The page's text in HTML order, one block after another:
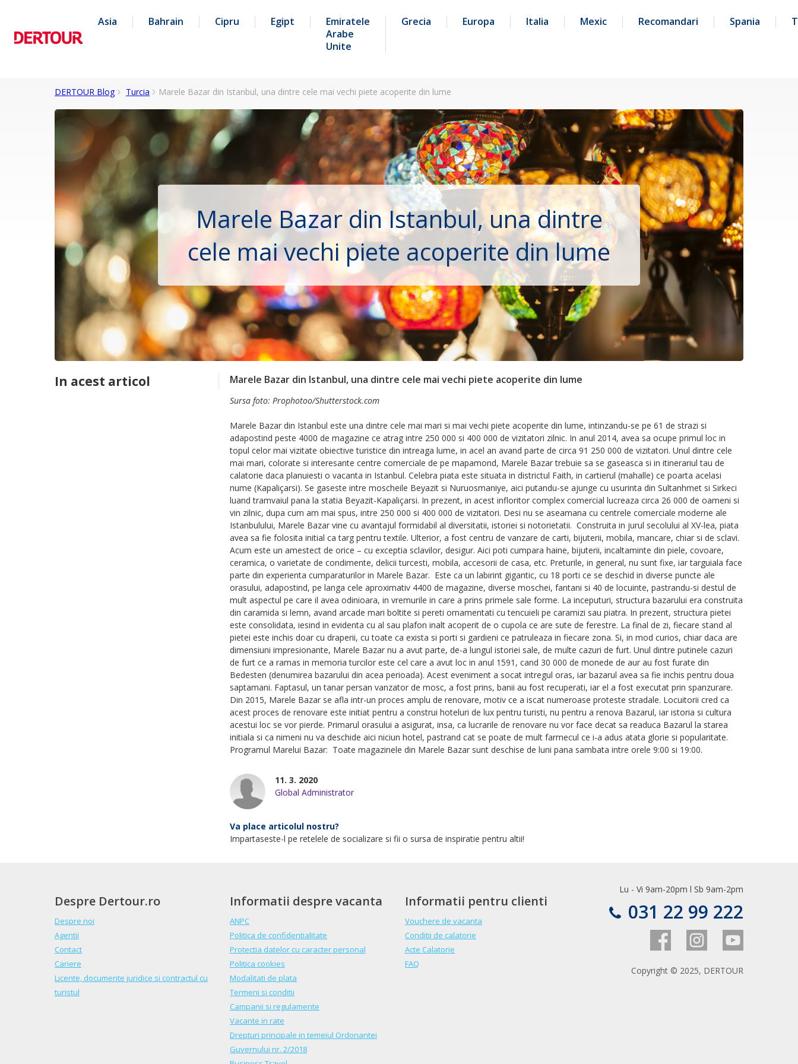
Asia Bahrain Cipru Egipt
Emiratele
Arabe
Unite
Grecia Europa Italia Mexic Recomandari Spania
DERTOUR Blog Turcia Marele Bazar din Istanbul, una dintre cele mai vechi piete acoperite din lume
Marele Bazar din Istanbul, una dintre
cele mai vechi piete acoperite din lume
In acest articol Marele Bazar din Istanbul, una dintre cele mai vechi piete acoperite din lume
Sursa foto: Prophotoo/Shutterstock.com
Marele Bazar din Istanbul este una dintre cele mai mari si mai vechi piete acoperite din lume, intinzandu-se pe 61 de strazi si
adapostind peste 4000 de magazine ce atrag intre 250 000 si 400 000 de vizitatori zilnic. In anul 2014, avea sa ocupe primul loc in
topul celor mai vizitate obiective turistice din intreaga lume, in acel an avand parte de circa 91 250 000 de vizitatori. Unul dintre cele
mai mari, colorate si interesante centre comerciale de pe mapamond, Marele Bazar trebuie sa se gaseasca si in itinerariul tau de
calatorie daca planuiesti o vacanta in Istanbul. Celebra piata este situata in districtul Faith, in cartierul (mahalle) ce poarta acelasi
nume (Kapaliçarsi). Se gaseste intre moscheile Beyazit si Nuruosmaniye, aici putandu-se ajunge cu usurinta din Sultanhmet si Sirkeci
luand tramvaiul pana la statia Beyazit-Kapaliçarsi. In prezent, in acest infloritor complex comercial lucreaza circa 26 000 de oameni si
vin zilnic, dupa cum am mai spus, intre 250 000 si 400 000 de vizitatori. Desi nu se aseamana cu centrele comerciale moderne ale
Istanbulului, Marele Bazar vine cu avantajul formidabil al diversitatii, istoriei si notorietatii. Construita in jurul secolului al XV-lea, piata
avea sa fie folosita initial ca targ pentru textile. Ulterior, a fost centru de vanzare de carti, bijuterii, mobila, mancare, chiar si de sclavi.
Acum este un amestect de orice – cu exceptia sclavilor, desigur. Aici poti cumpara haine, bijuterii, incaltaminte din piele, covoare,
ceramica, o varietate de condimente, delicii turcesti, mobila, accesorii de casa, etc. Preturile, in general, nu sunt fixe, iar targuiala face
parte din experienta cumparaturilor in Marele Bazar. Este ca un labirint gigantic, cu 18 porti ce se deschid in diverse puncte ale
orasului, adapostind, pe langa cele aproximativ 4400 de magazine, diverse moschei, fantani si 40 de locuinte, pastrandu-si destul de
mult aspectul pe care il avea odinioara, in vremurile in care a prins primele sale forme. La inceputuri, structura bazarului era construita
din caramida si lemn, avand arcade mari boltite si pereti ornamentati cu tencuieli pe caramizi sau piatra. In prezent, structura pietei
este consolidata, iesind in evidenta cu al sau plafon inalt acoperit de o cupola ce are sute de ferestre. La final de zi, fiecare stand al
pietei este inchis doar cu draperii, cu toate ca exista si porti si gardieni ce patruleaza in fiecare zona. Si, in mod curios, chiar daca are
dimensiuni impresionante, Marele Bazar nu a avut parte, de-a lungul istoriei sale, de multe cazuri de furt. Unul dintre putinele cazuri
de furt ce a ramas in memoria turcilor este cel care a avut loc in anul 1591, cand 30 000 de monede de aur au fost furate din
Bedesten (denumirea bazarului din acea perioada). Acest eveniment a socat intregul oras, iar bazarul avea sa fie inchis pentru doua
saptamani. Faptasul, un tanar persan vanzator de mosc, a fost prins, banii au fost recuperati, iar el a fost executat prin spanzurare.
Din 2015, Marele Bazar se afla intr-un proces amplu de renovare, motiv ce a iscat numeroase proteste stradale. Locuitorii cred ca
acest proces de renovare este initiat pentru a construi hoteluri de lux pentru turisti, nu pentru a renova Bazarul, iar istoria si cultura
acestui loc se vor pierde. Primarul orasului a asigurat, insa, ca lucrarile de renovare nu vor face decat sa readuca Bazarul la starea
initiala si ca nimeni nu va deschide aici niciun hotel, pastrand cat se poate de mult farmecul ce i-a adus atata glorie si popularitate.
Programul Marelui Bazar: Toate magazinele din Marele Bazar sunt deschise de luni pana sambata intre orele 9:00 si 19:00.
11. 3. 2020
Global Administrator
Va place articolul nostru?
Impartaseste-l pe retelele de socializare si fii o sursa de inspiratie pentru altii!
Despre Dertour.ro
Despre noi
Agentii
Contact
Cariere
Licente, documente juridice si contractul cu
turistul
Informatii despre vacanta
ANPC
Politica de confidentialitate
Protectia datelor cu caracter personal
Politica cookies
Modalitati de plata
Termeni si conditii
Campanii si regulamente
Vacante in rate
Drepturi principale in temeiul Ordonantei
Guvernului nr. 2/2018
Informatii pentru clienti
Vouchere de vacanta
Conditii de calatorie
Acte Calatorie
FAQ
Lu - Vi 9am-20pm l Sb 9am-2pm
031 22 99 222
Copyright © 2025, DERTOUR